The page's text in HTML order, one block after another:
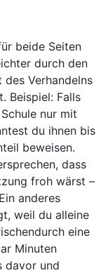
beide Seiten
durch den
des Verhandelns
Beispiel: Falls
nur mit
du ihnen bis
beweisen.
dass
froh wärst –
anderes
weil du alleine
eine
Minuten
davor und